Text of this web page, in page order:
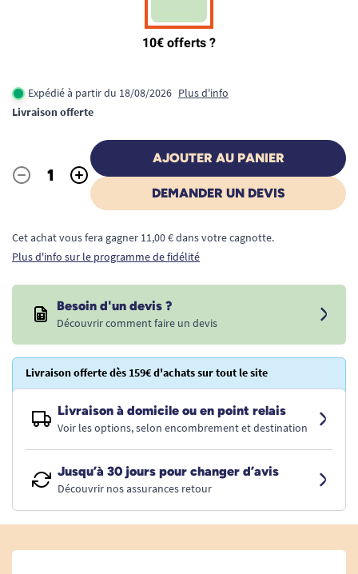
Expédié à partir du 18/08/2026 Plus d'info
Livraison offerte
Quantité
- +
AJOUTER AU PANIER
DEMANDER UN DEVIS
Cet achat vous fera gagner 11,00 € dans votre cagnotte.
Plus d'info sur le programme de fidélité
Besoin d'un devis ?
Découvrir comment faire un devis
Livraison offerte dès 159€ d'achats sur tout le site
Livraison à domicile ou en point relais
Voir les options, selon encombrement et destination
Jusqu’à 30 jours pour changer d’avis
Découvrir nos assurances retour